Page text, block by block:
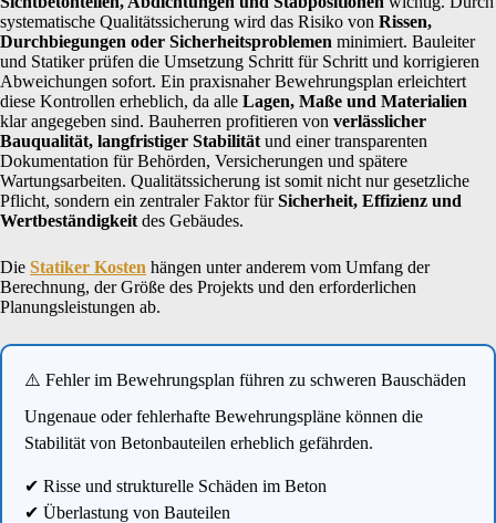
systematische Qualitätssicherung wird das Risiko von Rissen,
Durchbiegungen oder Sicherheitsproblemen minimiert. Bauleiter
und Statiker prüfen die Umsetzung Schritt für Schritt und korrigieren
Abweichungen sofort. Ein praxisnaher Bewehrungsplan erleichtert
diese Kontrollen erheblich, da alle Lagen, Maße und Materialien
klar angegeben sind. Bauherren profitieren von verlässlicher
Bauqualität, langfristiger Stabilität und einer transparenten
Dokumentation für Behörden, Versicherungen und spätere
Wartungsarbeiten. Qualitätssicherung ist somit nicht nur gesetzliche
Pflicht, sondern ein zentraler Faktor fürSicherheit, Effizienz und
Wertbeständigkeit des Gebäudes.
Die Statiker Kosten hängen unter anderem vom Umfang der
Berechnung, der Größe des Projekts und den erforderlichen
Planungsleistungen ab.
⚠️ Fehler im Bewehrungsplan führen zu schweren Bauschäden
Ungenaue oder fehlerhafte Bewehrungspläne können die
Stabilität von Betonbauteilen erheblich gefährden.
✔ Risse und strukturelle Schäden im Beton
✔ Überlastung von Bauteilen